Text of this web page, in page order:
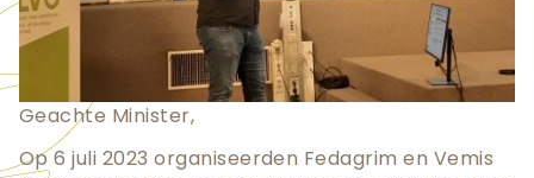
Geachte Minister,
Op 6 juli 2023 organiseerden Fedagrim en Vemis